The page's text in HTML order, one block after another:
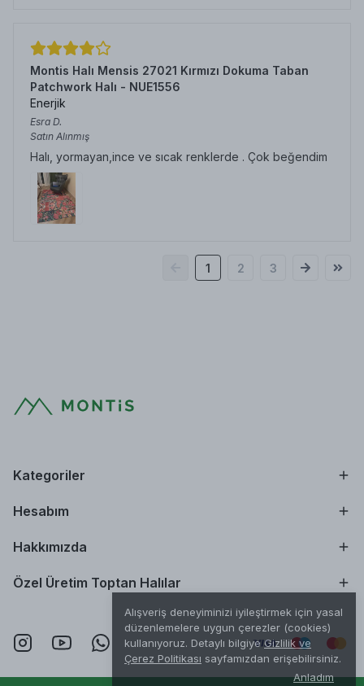
Alışveriş deneyiminizi iyileştirmek için yasal
düzenlemelere uygun çerezler (cookies)
kullanıyoruz. Detaylı bilgiyeGizlilik ve
Çerez Politikası sayfamızdan erişebilirsiniz.
Anladım
Montis Halı Mensis 27021 Kırmızı Dokuma Taban
Patchwork Halı - NUE1556
Enerjik
Esra D.
Satın Alınmış
Halı, yormayan,ince ve sıcak renklerde . Çok beğendim
1 2 3
Kategoriler
Hesabım
Hakkımızda
Özel Üretim Toptan Halılar